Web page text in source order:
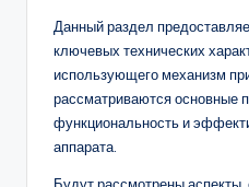
Данный раздел
ключевых технических
использующего механизм
рассматриваются основные
функциональность и
аппарата.
Будут рассмотрены